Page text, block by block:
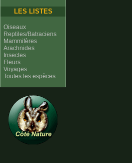
LES LISTES
Oiseaux
Reptiles/Batraciens
Mammifères
Arachnides
Insectes
Fleurs
Voyages
Toutes les espèces